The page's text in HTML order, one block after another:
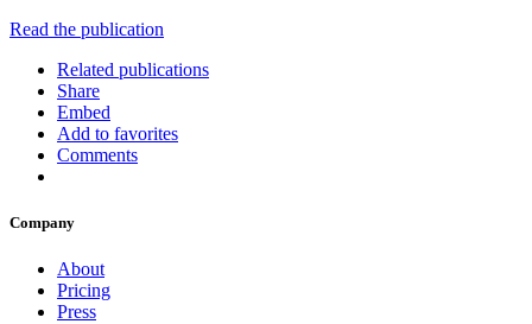
Read the publication
Related publications
Share
Embed
Add to favorites
Comments
Company
About
Pricing
Press